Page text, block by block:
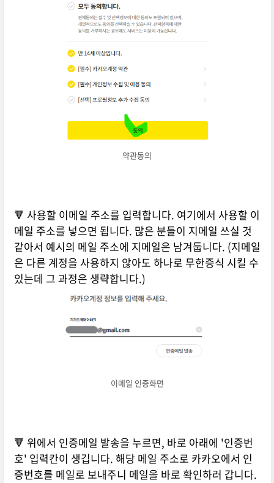
약관동의
🔻 사용할 이메일 주소를 입력합니다. 여기에서 사용할 이
메일 주소를 넣으면 됩니다. 많은 분들이 지메일 쓰실 것
같아서 예시의 메일 주소에 지메일은 남겨둡니다. (지메일
은 다른 계정을 사용하지 않아도 하나로 무한증식 시킬 수
있는데 그 과정은 생략합니다.)
이메일 인증화면
🔻 위에서 인증메일 발송을 누르면, 바로 아래에 '인증번
호' 입력칸이 생깁니다. 해당 메일 주소로 카카오에서 인
증번호를 메일로 보내주니 메일을 바로 확인하러 갑니다.